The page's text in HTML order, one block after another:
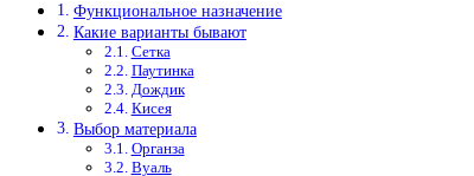
Функциональное назначение
Какие варианты бывают
Сетка
Паутинка
Дождик
Кисея
Выбор материала
Органза
Вуаль